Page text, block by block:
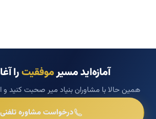
آمازه‌اید مسیرموفقیترا
همین حالا با مشاوران بنیاد میر صحبت کنید و
درخواست مشاوره تلفنی